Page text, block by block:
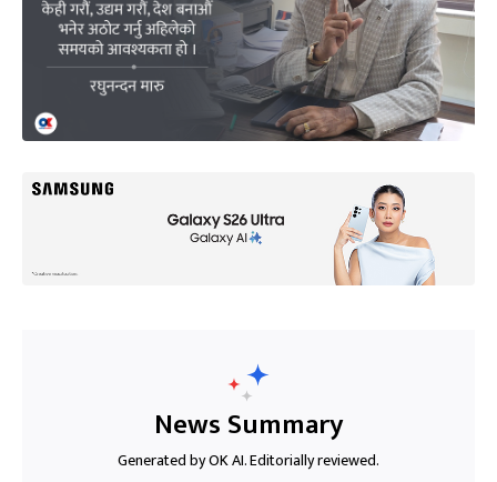
News Summary
Generated by OK AI. Editorially reviewed.